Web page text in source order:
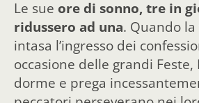
Le sue ore di sonno, tre in
ridussero ad una. Quando
intasa l’ingresso dei
occasione delle grandi Feste,
dorme e prega